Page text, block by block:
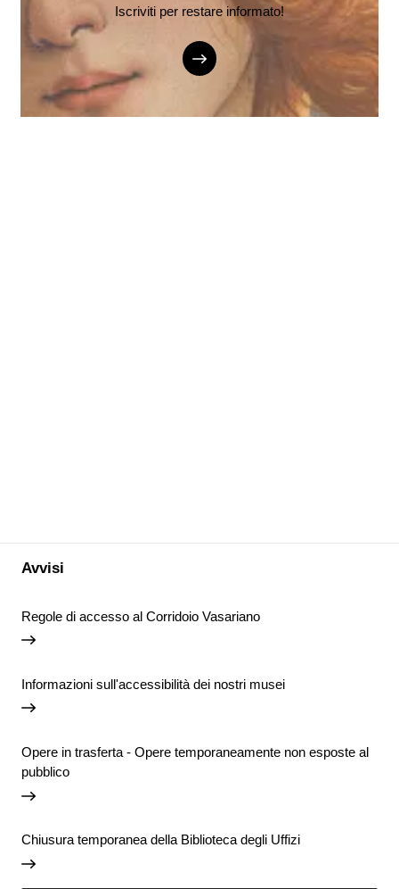
Iscriviti per restare informato!
Avvisi
Regole di accesso al Corridoio Vasariano
Informazioni sull'accessibilità dei nostri musei
Opere in trasferta - Opere temporaneamente non esposte al
pubblico
Chiusura temporanea della Biblioteca degli Uffizi